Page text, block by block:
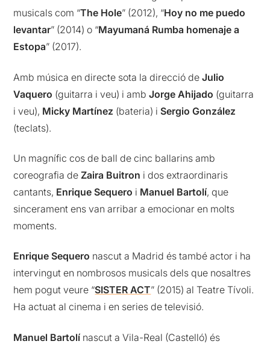
musicals com “The Hole” (2012), “Hoy no me puedo
levantar” (2014) o “Mayumaná Rumba homenaje a
Estopa” (2017).
Amb música en directe sota la direcció deJulio
Vaquero (guitarra i veu) i ambJorge Ahijado (guitarra
i veu), Micky Martínez (bateria) iSergio González
(teclats).
Un magnífic cos de ball de cinc ballarins amb
coreografia deZaira Buitron i dos extraordinaris
cantants, Enrique Sequero i Manuel Bartolí, que
sincerament ens van arribar a emocionar en molts
moments.
Enrique Sequero nascut a Madrid és també actor i ha
intervingut en nombrosos musicals dels que nosaltres
hem pogut veure “SISTER ACT” (2015) al Teatre Tívoli.
Ha actuat al cinema i en series de televisió.
Manuel Bartolí nascut a Vila-Real (Castelló) és